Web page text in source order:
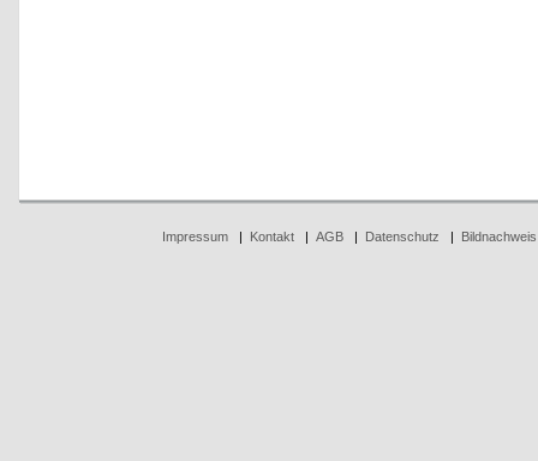
Impressum| Kontakt| AGB| Datenschutz | Bildnachweis